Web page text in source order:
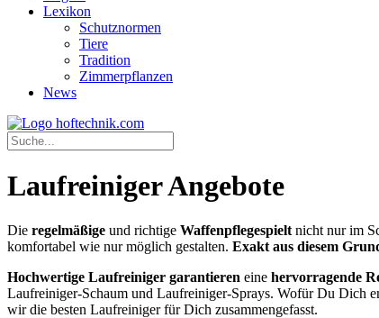
Lexikon
Schutznormen
Tiere
Tradition
Zimmerpflanzen
News
Laufreiniger Angebote
Die regelmäßige und richtige Waffenpflegespielt nicht nur im
komfortabel wie nur möglich gestalten. Exakt aus diesem
Hochwertige Laufreiniger garantieren eine hervorragende
Laufreiniger-Schaum und Laufreiniger-Sprays. Wofür Du Dich
wir die besten Laufreiniger für Dich zusammengefasst.